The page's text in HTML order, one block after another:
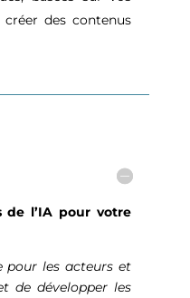
des contenus
de l’IA pour votre
pour les acteurs et
de développer les